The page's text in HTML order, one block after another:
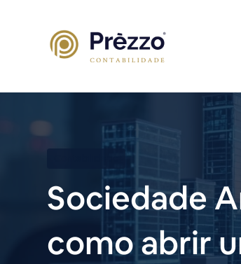
Sociedade
como abrir